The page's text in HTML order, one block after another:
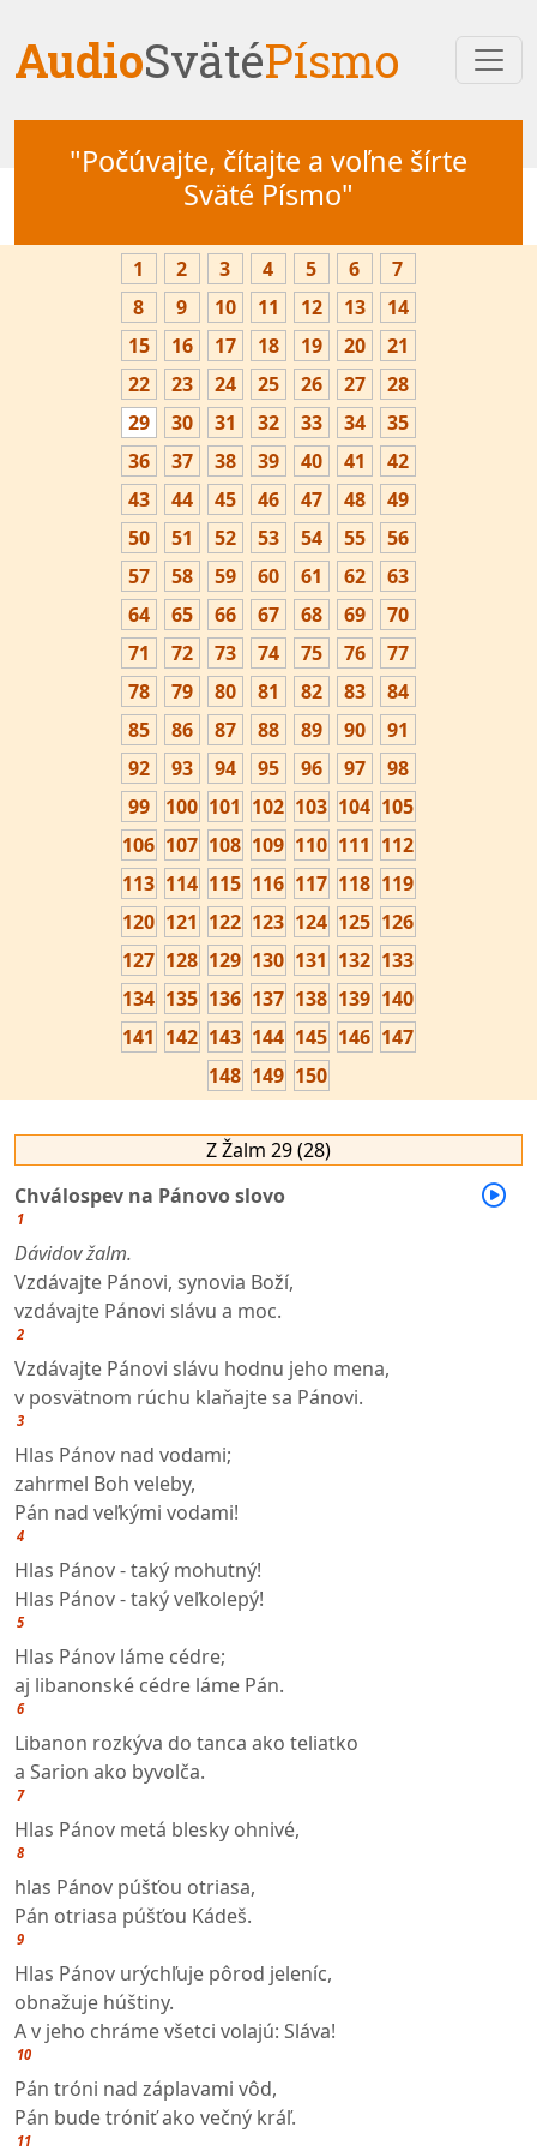
AudioSvätéPísmo
"Počúvajte, čítajte a voľne šírte
Sväté Písmo"
1 2 3 4 5 6
7
8
9 10 11 12 13
14
15
16 17 18 19 20
21
22
23 24 25 26 27
28
29
30 31 32 33 34
35
36
37 38 39 40 41
42
43
44 45 46 47 48
49
50
51 52 53 54 55
56
57
58 59 60 61 62
63
64
65 66 67 68 69
70
71
72 73 74 75 76
77
78
79 80 81 82 83
84
85
86 87 88 89 90
91
92
93 94 95 96 97
98
99
100 101 102 103 104 105
106 107 108 109 110 111 112
113 114 115 116 117 118 119
120 121 122 123 124 125 126
127 128 129 130 131 132 133
134 135 136 137 138 139 140
141 142 143 144 145 146 147
148 149 150
Z Žalm 29 (28)
Chválospev na Pánovo slovo
1
Dávidov žalm.
Vzdávajte Pánovi, synovia Boží,
vzdávajte Pánovi slávu a moc.
2
Vzdávajte Pánovi slávu hodnu jeho mena,
v posvätnom rúchu klaňajte sa Pánovi.
3
Hlas Pánov nad vodami;
zahrmel Boh veleby,
Pán nad veľkými vodami!
4
Hlas Pánov - taký mohutný!
Hlas Pánov - taký veľkolepý!
5
Hlas Pánov láme cédre;
aj libanonské cédre láme Pán.
6
Libanon rozkýva do tanca ako teliatko
a Sarion ako byvolča.
7
Hlas Pánov metá blesky ohnivé,
8
hlas Pánov púšťou otriasa,
Pán otriasa púšťou Kádeš.
9
Hlas Pánov urýchľuje pôrod jeleníc,
obnažuje húštiny.
A v jeho chráme všetci volajú: Sláva!
10
Pán tróni nad záplavami vôd,
Pán bude tróniť ako večný kráľ.
11